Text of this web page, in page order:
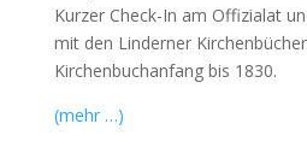
Kurzer Check-In am Offizialat
mit den Linderner
Kirchenbuchanfang bis 1830.
(mehr …)